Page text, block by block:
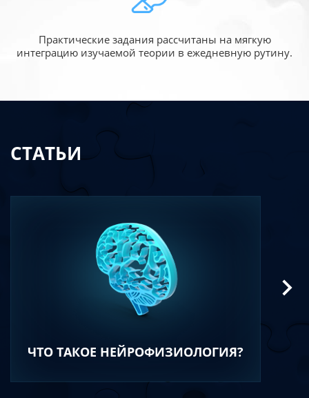
Практические задания рассчитаны на мягкую
интеграцию изучаемой теории в ежедневную рутину.
СТАТЬИ
ЧТО ТАКОЕ НЕЙРОФИЗИОЛОГИЯ?